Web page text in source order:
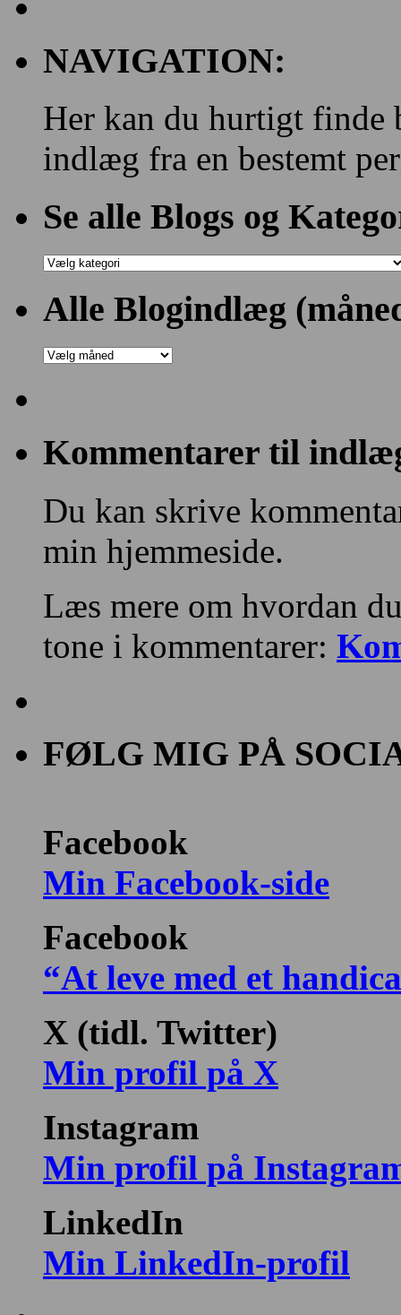
NAVIGATION:
Her kan du hurtigt finde
indlæg fra en bestemt
Se alle Blogs og
Se
Blogs
og
Kategorier:
Alle Blogindlæg
Alle
Kommentarer til
Du kan skrive
min hjemmeside.
Læs mere om hvordan
tone i kommentarer:
FØLG MIG PÅ
Facebook
Min Facebook-side
Facebook
“At leve med et
X (tidl. Twitter)
Min profil på X
Instagram
Min profil på
LinkedIn
Min LinkedIn-profil